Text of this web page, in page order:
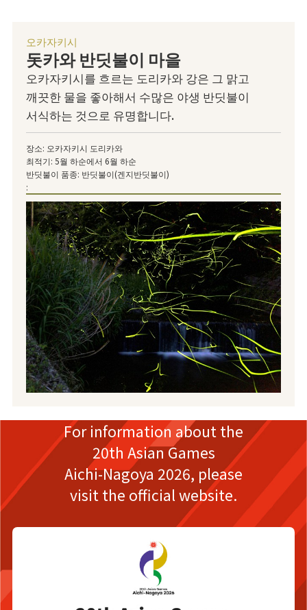
오카자키시
돗카와 반딧불이 마을
오카자키시를 흐르는 도리카와 강은 그 맑고
깨끗한 물을 좋아해서 수많은 야생 반딧불이
서식하는 것으로 유명합니다.
장소: 오카자키시 도리카와
최적기: 5월 하순에서 6월 하순
반딧불이 품종: 반딧불이(겐지반딧불이)
:
For information about the
20th Asian Games
Aichi-Nagoya 2026, please
visit the official website.